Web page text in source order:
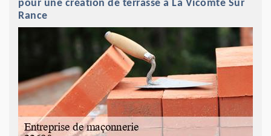
pour une création de terrasse à La Vicomte Sur
Rance